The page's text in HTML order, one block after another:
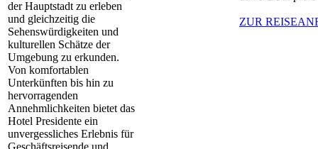
der Hauptstadt zu erleben
und gleichzeitig die
Sehenswürdigkeiten und
kulturellen Schätze der
Umgebung zu erkunden.
Von komfortablen
Unterkünften bis hin zu
hervorragenden
Annehmlichkeiten bietet das
Hotel Presidente ein
unvergessliches Erlebnis für
ZUR